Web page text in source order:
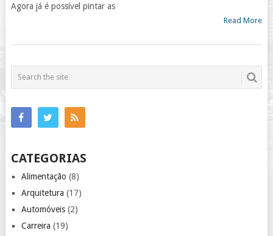
Agora já é possível pintar as
Read More
CATEGORIAS
Alimentação (8)
Arquitetura (17)
Automóveis(2)
Carreira (19)